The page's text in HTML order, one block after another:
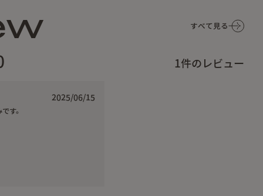
っと”そとが好きになる」ために、キャンプの楽しさを広げ
ンセプトに古来受け継がれる漆器を野遊びに向けて展開す
ョンによるオリジナルマグ。
すべて見る
1 件のレビュー
2025/06/15
す。